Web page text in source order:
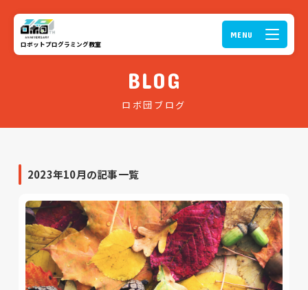
ロボットプログラミング教室
BLOG
ロボ団ブログ
2023年10月の記事一覧